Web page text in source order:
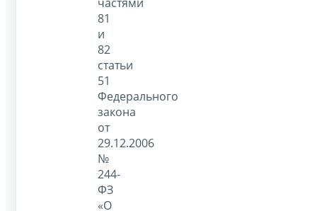
частями
81
и
82
статьи
51
Федерального
закона
от
29.12.2006
№
244-
ФЗ
«О